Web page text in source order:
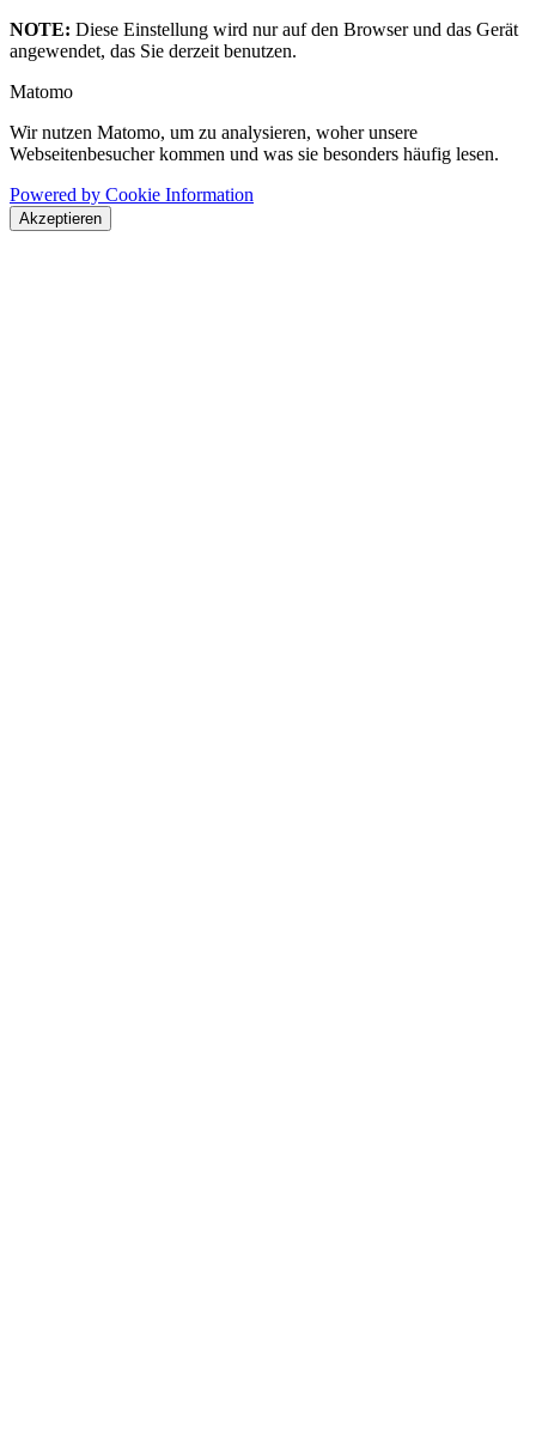
NOTE: Diese Einstellung wird nur auf den Browser und das Gerät
angewendet, das Sie derzeit benutzen.
Matomo
Wir nutzen Matomo, um zu analysieren, woher unsere
Webseitenbesucher kommen und was sie besonders häufig lesen.
Powered by Cookie Information
Akzeptieren